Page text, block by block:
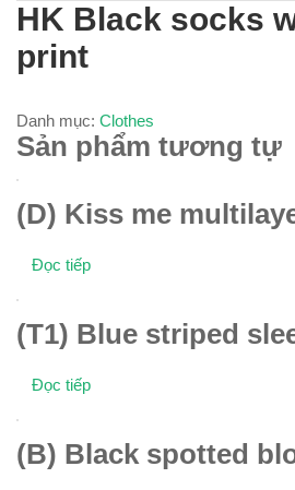
HK Black socks
print
Danh mục: Clothes
Sản phẩm tương tự
(D) Kiss me
Đọc tiếp
(T1) Blue striped
Đọc tiếp
(B) Black spotted